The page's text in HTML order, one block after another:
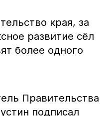
края, за
развитие сёл
более одного
Правительства
подписал